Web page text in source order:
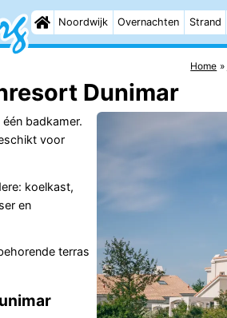
Noordwijk Overnachten Strand
Home
Dunimar
badkamer.
voor
koelkast,
en
terras